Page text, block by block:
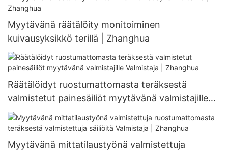
Myytävänä räätälöity monitoiminen
kuivausyksikkö terillä | Zhanghua
Räätälöidyt ruostumattomasta teräksestä
valmistetut painesäiliöt myytävänä valmistajille
Valmistaja | Zhanghua
Myytävänä mittatilaustyönä valmistettuja